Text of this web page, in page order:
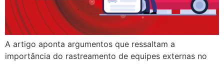
A artigo aponta argumentos que ressaltam a
importância do rastreamento de equipes externas no